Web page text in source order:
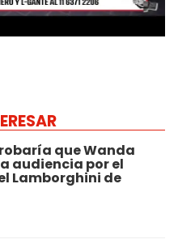
que Wanda
audiencia por el
Lamborghini de